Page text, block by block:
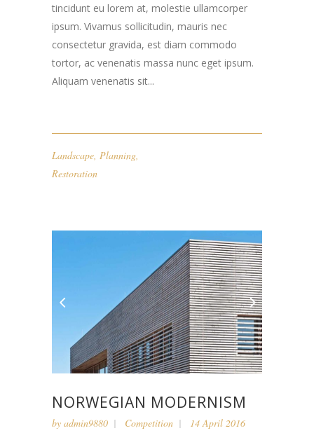
tincidunt eu lorem at, molestie ullamcorper
ipsum. Vivamus sollicitudin, mauris nec
consectetur gravida, est diam commodo
tortor, ac venenatis massa nunc eget ipsum.
Aliquam venenatis sit...
Landscape, Planning,
Restoration
NORWEGIAN MODERNISM
by admin9880 Competition 14 April 2016